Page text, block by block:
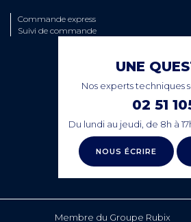
Commande express
Suivi de commande
UNE
Nos experts techniques
02 51
Du lundi au jeudi, de 8h à
NOUS ÉCRIRE
Membre du Groupe Rubix